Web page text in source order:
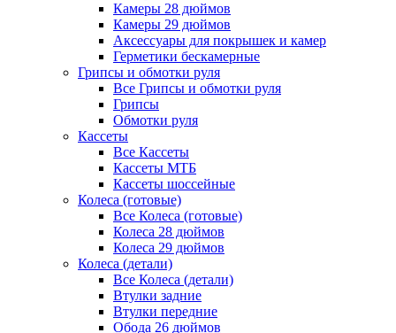
Камеры 28 дюймов
Камеры 29 дюймов
Аксессуары для покрышек и камер
Герметики бескамерные
Грипсы и обмотки руля
Все Грипсы и обмотки руля
Грипсы
Обмотки руля
Кассеты
Все Кассеты
Кассеты МТБ
Кассеты шоссейные
Колеса (готовые)
Все Колеса (готовые)
Колеса 28 дюймов
Колеса 29 дюймов
Колеса (детали)
Все Колеса (детали)
Втулки задние
Втулки передние
Обода 26 дюймов